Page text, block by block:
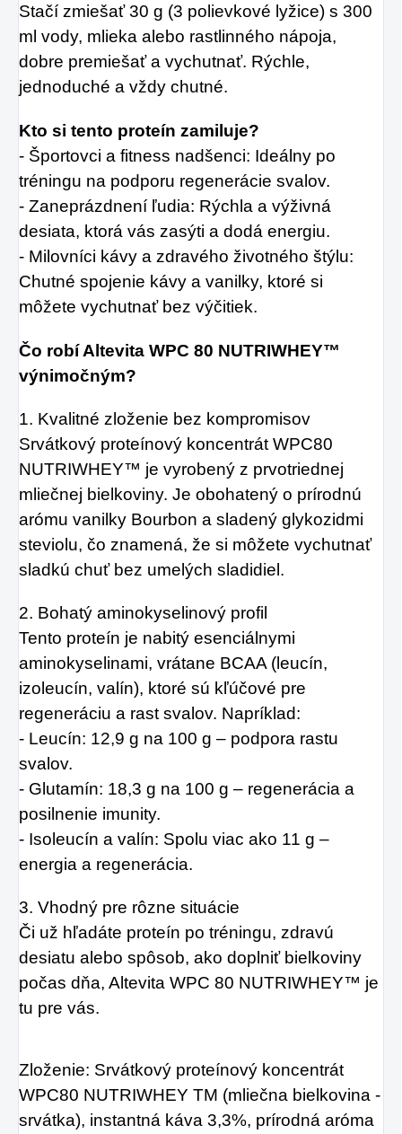
Stačí zmiešať 30 g (3 polievkové lyžice) s 300
ml vody, mlieka alebo rastlinného nápoja,
dobre premiešať a vychutnať. Rýchle,
jednoduché a vždy chutné.
Kto si tento proteín zamiluje?
- Športovci a fitness nadšenci: Ideálny po
tréningu na podporu regenerácie svalov.
- Zaneprázdnení ľudia: Rýchla a výživná
desiata, ktorá vás zasýti a dodá energiu.
- Milovníci kávy a zdravého životného štýlu:
Chutné spojenie kávy a vanilky, ktoré si
môžete vychutnať bez výčitiek.
Čo robí Altevita WPC 80 NUTRIWHEY™
výnimočným?
1. Kvalitné zloženie bez kompromisov
Srvátkový proteínový koncentrát WPC80
NUTRIWHEY™ je vyrobený z prvotriednej
mliečnej bielkoviny. Je obohatený o prírodnú
arómu vanilky Bourbon a sladený glykozidmi
steviolu, čo znamená, že si môžete vychutnať
sladkú chuť bez umelých sladidiel.
2. Bohatý aminokyselinový profil
Tento proteín je nabitý esenciálnymi
aminokyselinami, vrátane BCAA (leucín,
izoleucín, valín), ktoré sú kľúčové pre
regeneráciu a rast svalov. Napríklad:
- Leucín: 12,9 g na 100 g – podpora rastu
svalov.
- Glutamín: 18,3 g na 100 g – regenerácia a
posilnenie imunity.
- Isoleucín a valín: Spolu viac ako 11 g –
energia a regenerácia.
3. Vhodný pre rôzne situácie
Či už hľadáte proteín po tréningu, zdravú
desiatu alebo spôsob, ako doplniť bielkoviny
počas dňa, Altevita WPC 80 NUTRIWHEY™ je
tu pre vás.
Zloženie: Srvátkový proteínový koncentrát
WPC80 NUTRIWHEY TM (mliečna bielkovina -
srvátka), instantná káva 3,3%, prírodná aróma